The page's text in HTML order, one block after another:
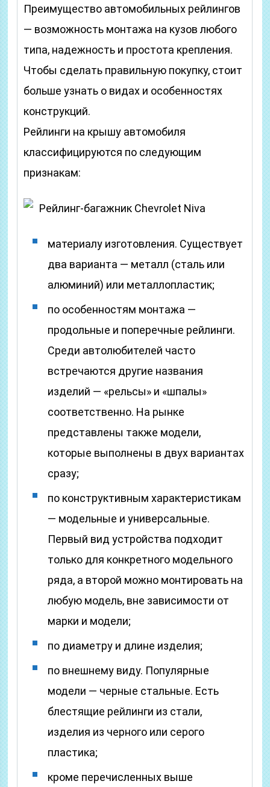
Преимущество автомобильных рейлингов
— возможность монтажа на кузов любого
типа, надежность и простота крепления.
Чтобы сделать правильную покупку, стоит
больше узнать о видах и особенностях
конструкций.
Рейлинги на крышу автомобиля
классифицируются по следующим
признакам:
Рейлинг-багажник Chevrolet Niva
материалу изготовления. Существует
два варианта — металл (сталь или
алюминий) или металлопластик;
по особенностям монтажа —
продольные и поперечные рейлинги.
Среди автолюбителей часто
встречаются другие названия
изделий — «рельсы» и «шпалы»
соответственно. На рынке
представлены также модели,
которые выполнены в двух вариантах
сразу;
по конструктивным характеристикам
— модельные и универсальные.
Первый вид устройства подходит
только для конкретного модельного
ряда, а второй можно монтировать на
любую модель, вне зависимости от
марки и модели;
по диаметру и длине изделия;
по внешнему виду. Популярные
модели — черные стальные. Есть
блестящие рейлинги из стали,
изделия из черного или серого
пластика;
кроме перечисленных выше